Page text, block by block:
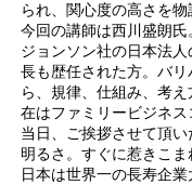
られ、関心度の高さを物
今回の講師は西川盛朗氏
ジョンソン社の日本法
長も歴任された方。バ
ら、規律、仕組み、考
在はファミリービジネス
当日、ご挨拶させて頂
明るさ。すぐに惹きこま
日本は世界一の長寿企